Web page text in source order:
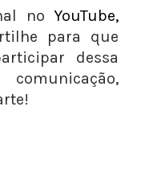
noYouTube,
para que
dessa